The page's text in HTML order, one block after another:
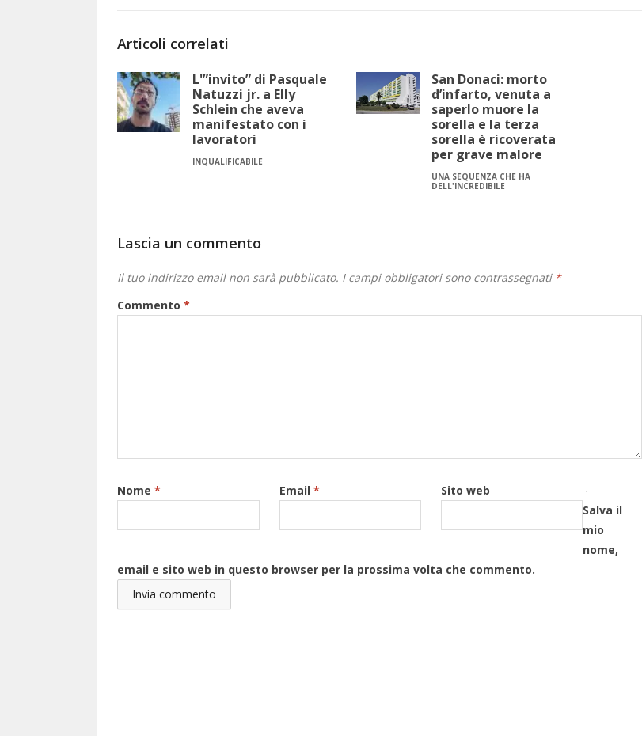
Articoli correlati
L'”invito” di Pasquale
Natuzzi jr. a Elly
Schlein che aveva
manifestato con i
lavoratori
INQUALIFICABILE
San Donaci: morto
d’infarto, venuta a
saperlo muore la
sorella e la terza
sorella è ricoverata
per grave malore
UNA SEQUENZA CHE HA
DELL'INCREDIBILE
Lascia un commento
Il tuo indirizzo email non sarà pubblicato. I campi obbligatori sono contrassegnati *
Commento *
Nome * Email *
Sito web
Salva il
mio
nome,
email e sito web in questo browser per la prossima volta che commento.